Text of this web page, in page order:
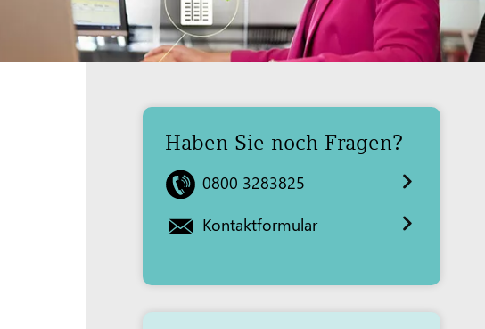
Haben Sie noch Fragen?
0800 3283825
Kontaktformular